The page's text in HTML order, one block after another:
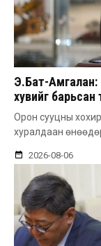
Э.Бат-Амгалан:
хувийг
авдаг болгоно
Орон сууцны
хуралдаан
2026-08-06